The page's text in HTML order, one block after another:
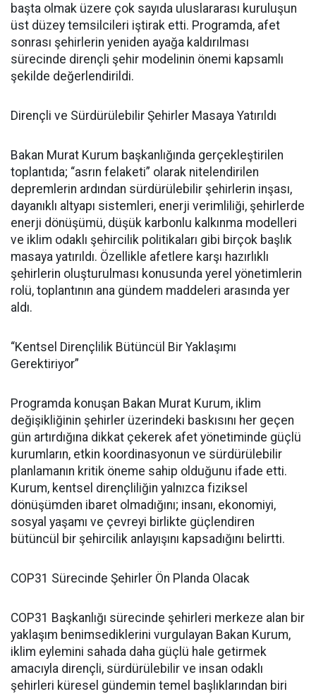
başta olmak üzere çok sayıda uluslararası kuruluşun
üst düzey temsilcileri iştirak etti. Programda, afet
sonrası şehirlerin yeniden ayağa kaldırılması
sürecinde dirençli şehir modelinin önemi kapsamlı
şekilde değerlendirildi.
Dirençli ve Sürdürülebilir Şehirler Masaya Yatırıldı
Bakan Murat Kurum başkanlığında gerçekleştirilen
toplantıda; “asrın felaketi” olarak nitelendirilen
depremlerin ardından sürdürülebilir şehirlerin inşası,
dayanıklı altyapı sistemleri, enerji verimliliği, şehirlerde
enerji dönüşümü, düşük karbonlu kalkınma modelleri
ve iklim odaklı şehircilik politikaları gibi birçok başlık
masaya yatırıldı. Özellikle afetlere karşı hazırlıklı
şehirlerin oluşturulması konusunda yerel yönetimlerin
rolü, toplantının ana gündem maddeleri arasında yer
aldı.
“Kentsel Dirençlilik Bütüncül Bir Yaklaşımı
Gerektiriyor”
Programda konuşan Bakan Murat Kurum, iklim
değişikliğinin şehirler üzerindeki baskısını her geçen
gün artırdığına dikkat çekerek afet yönetiminde güçlü
kurumların, etkin koordinasyonun ve sürdürülebilir
planlamanın kritik öneme sahip olduğunu ifade etti.
Kurum, kentsel dirençliliğin yalnızca fiziksel
dönüşümden ibaret olmadığını; insanı, ekonomiyi,
sosyal yaşamı ve çevreyi birlikte güçlendiren
bütüncül bir şehircilik anlayışını kapsadığını belirtti.
COP31 Sürecinde Şehirler Ön Planda Olacak
COP31 Başkanlığı sürecinde şehirleri merkeze alan bir
yaklaşım benimsediklerini vurgulayan Bakan Kurum,
iklim eylemini sahada daha güçlü hale getirmek
amacıyla dirençli, sürdürülebilir ve insan odaklı
şehirleri küresel gündemin temel başlıklarından biri